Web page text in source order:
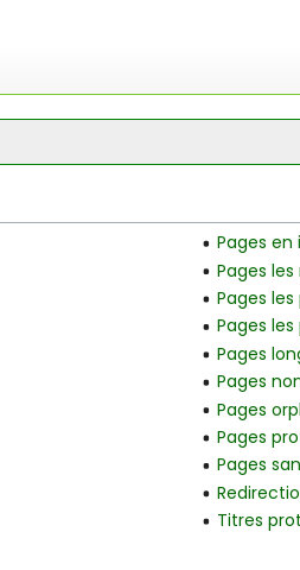
Pages en
Pages
Pages
Pages
Pages
Pages
Pages
Pages
Pages
Titres